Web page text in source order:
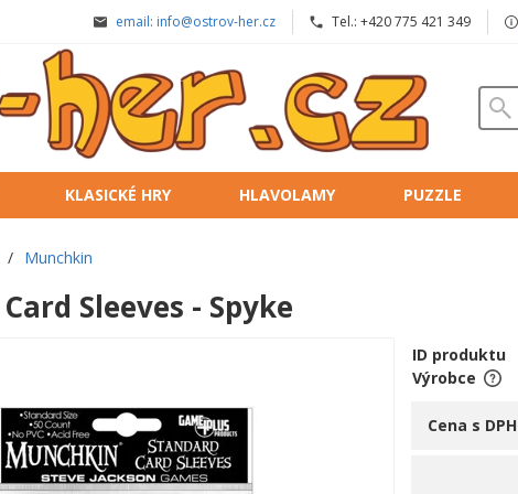
email: info@ostrov-her.cz Tel.: +420 775 421 349
KLASICKÉ HRY HLAVOLAMY PUZZLE
/ Munchkin
Sleeves - Spyke
ID produktu
Výrobce
Cena s DPH